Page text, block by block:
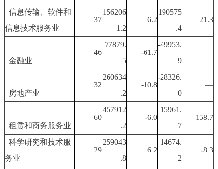
信息传输、软件和
信息技术服务业
37
156206
1.2
6.2
190575
.4
21.3
金融业
46
77879.
5
-61.7
-49953.
9
—
房地产业
32
260634
.2
-10.8
-28326.
0
—
租赁和商务服务业
60
457912
.2
-6.0
15961.
7
158.7
科学研究和技术服
务业
29
259043
.8
6.2
14674.
2
-8.3